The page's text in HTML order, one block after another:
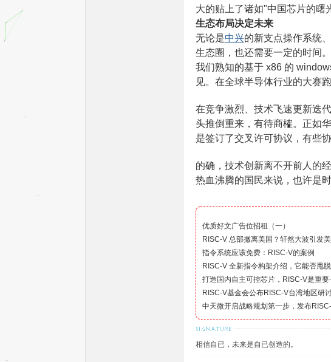
大的贴上了诸如"中国芯片的曙
生态布局决定未来
无论是中兴的新支点操作系统
生态圈，也还需要一定的时间
我们熟知的基于 x86 的
见。在全球半导体行业的大赛
在竞争激烈、技术飞速更新迭
头推倒重来，有待商榷。正如
是签订了交叉许可协议，有些
的确，技术创新离不开前人的
热血沸腾的国民来说，也许是
优质好文广告位招租（一）
RISC-V 总部撤离美国？轩然大波引发
指令系统应该免费：RISC-V的案例
RISC-V 全新指令构架介绍，它能否甩
打造国内自主可控芯片，RISC-V是重要
RISC-V基金会公布RISC-V台湾地区研
中天微开启战略规划第一步，发布
相信自已，未来是自已创造的。